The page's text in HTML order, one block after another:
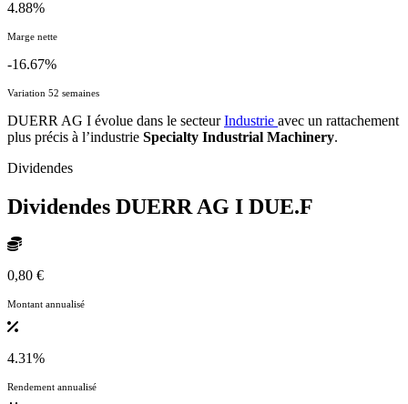
4.88%
Marge nette
-16.67%
Variation 52 semaines
DUERR AG I évolue dans le secteurIndustrie avec un rattachement
plus précis à l’industrie Specialty Industrial Machinery.
Dividendes
Dividendes DUERR AG I DUE.F
0,80 €
Montant annualisé
4.31%
Rendement annualisé